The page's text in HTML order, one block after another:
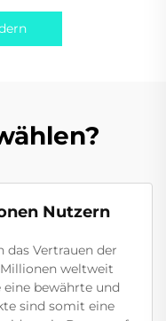
Nutzern
das Vertrauen der
weltweit
bewährte und
sind somit eine